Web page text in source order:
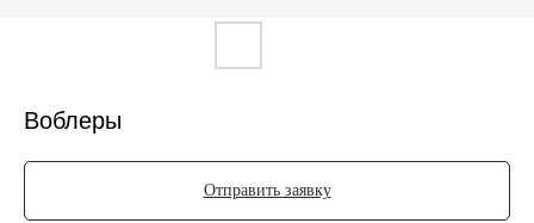
Воблеры
Отправить заявку